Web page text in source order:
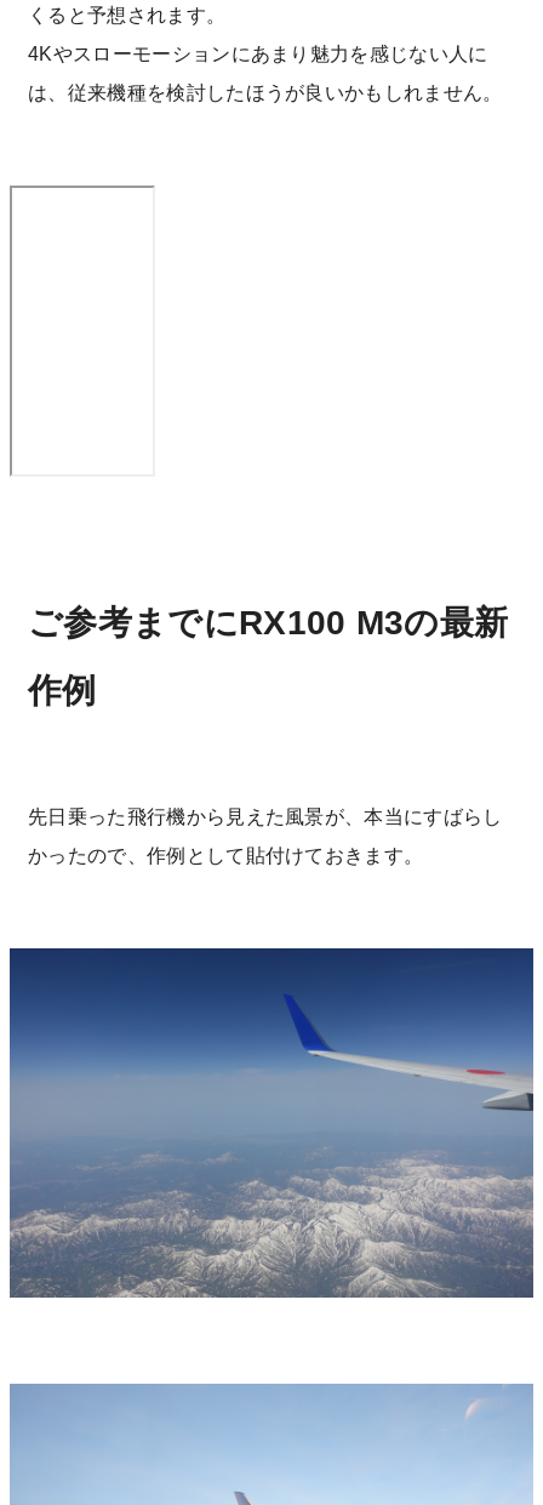
くると予想されます。
4Kやスローモーションにあまり魅力を感じない人に
は、従来機種を検討したほうが良いかもしれません。
ご参考までにRX100 M3の最新
作例
先日乗った飛行機から見えた風景が、本当にすばらし
かったので、作例として貼付けておきます。